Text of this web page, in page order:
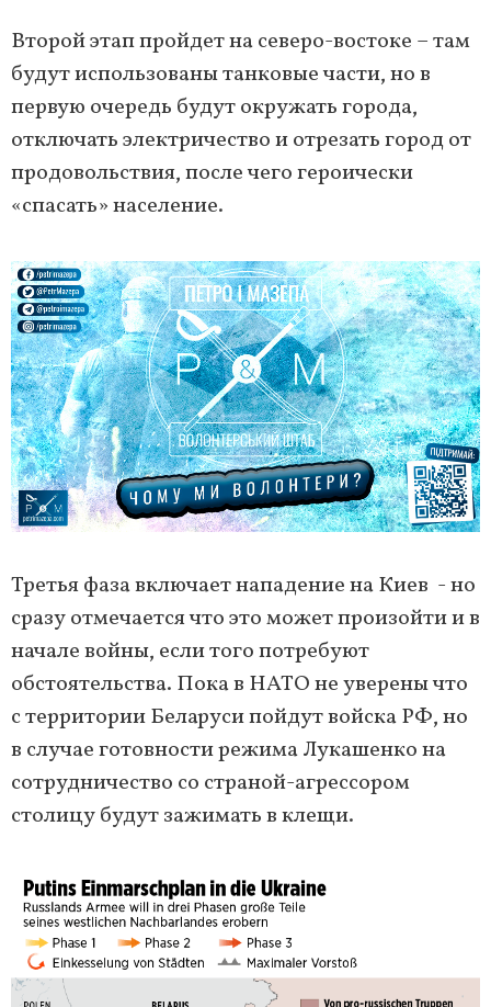
Второй этап пройдет на северо-востоке – там
будут использованы танковые части, но в
первую очередь будут окружать города,
отключать электричество и отрезать город от
продовольствия, после чего героически
«спасать» население.
Третья фаза включает нападение на Киев - но
сразу отмечается что это может произойти и в
начале войны, если того потребуют
обстоятельства. Пока в НАТО не уверены что
с территории Беларуси пойдут войска РФ, но
в случае готовности режима Лукашенко на
сотрудничество со страной-агрессором
столицу будут зажимать в клещи.